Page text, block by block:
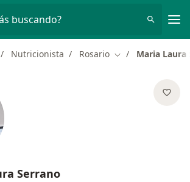
buscando?
Nutricionista Rosario Cambiar deMaria Laura
Serrano